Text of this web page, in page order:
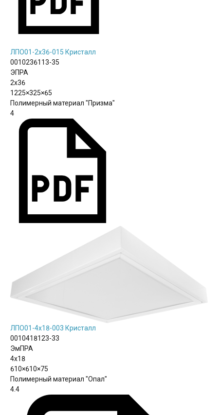
ЛПО01-2х36-015 Кристалл
0010236113-35
ЭПРА
2х36
1225×325×65
Полимерный материал "Призма"
4
ЛПО01-4х18-003 Кристалл
0010418123-33
ЭмПРА
4х18
610×610×75
Полимерный материал "Опал"
4.4